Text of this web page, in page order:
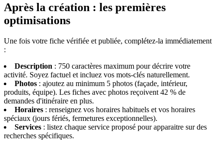
Après la création : les premières
optimisations
Une fois votre fiche vérifiée et publiée, complétez-la immédiatement
:
Description : 750 caractères maximum pour décrire votre
activité. Soyez factuel et incluez vos mots-clés naturellement.
Photos : ajoutez au minimum 5 photos (façade, intérieur,
produits, équipe). Les fiches avec photos reçoivent 42 % de
demandes d'itinéraire en plus.
Horaires : renseignez vos horaires habituels et vos horaires
spéciaux (jours fériés, fermetures exceptionnelles).
Services : listez chaque service proposé pour apparaitre sur des
recherches spécifiques.